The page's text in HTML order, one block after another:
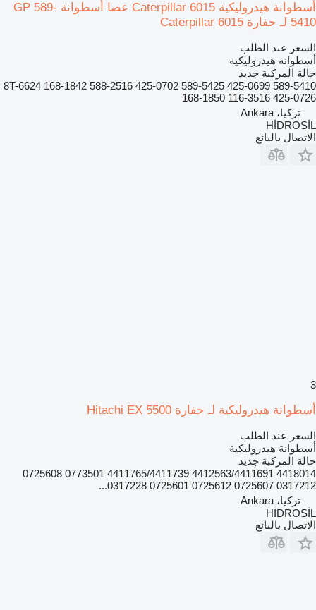
أسطوانة هيدروليكية Caterpillar 6015 عصا أسطوانة GP 589-
5410 لـ حفارة Caterpillar 6015
السعر عند الطلب
أسطوانة هيدروليكية
حالة المركبة جديد
589-5410 425-0699 589-5425 425-0702 588-2516 8T-6624 168-1842
168-1850 116-3516 425-0726
تركيا، Ankara
HİDROSİL
الاتصال بالبائع
3
أسطوانة هيدروليكية لـ حفارة Hitachi EX 5500
السعر عند الطلب
أسطوانة هيدروليكية
حالة المركبة جديد
4418014 4412563/4411691 4411765/4411739 0773501 0725608
0317212 0725607 0725612 0725601 0317228...
تركيا، Ankara
HİDROSİL
الاتصال بالبائع